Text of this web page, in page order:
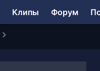
Клипы Форум